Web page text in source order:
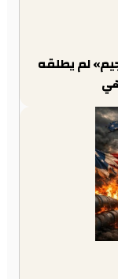
لم يطلقه